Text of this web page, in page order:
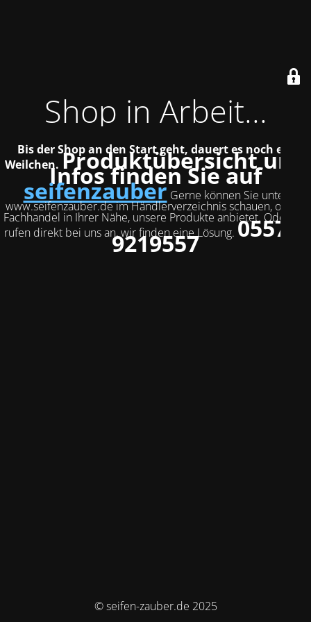
Shop in Arbeit...
Bis der Shop an den Start geht, dauert es noch ein
Weilchen. Produktübersicht und
Infos finden Sie auf
seifenzauber Gerne können Sie unter
www.seifenzauber.de im Händlerverzeichnis schauen, ob ein
Fachhandel in Ihrer Nähe, unsere Produkte anbietet. Oder Sie
rufen direkt bei uns an, wir finden eine Lösung. 05572-
9219557
© seifen-zauber.de 2025